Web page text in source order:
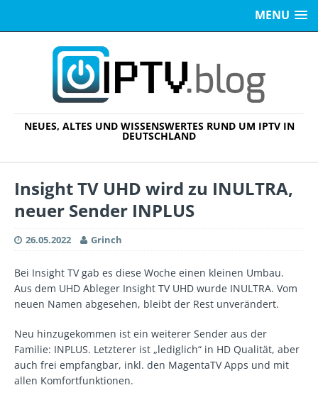
MENU
NEUES, ALTES UND WISSENSWERTES RUND UM IPTV IN
DEUTSCHLAND
Insight TV UHD wird zu INULTRA,
neuer Sender INPLUS
26.05.2022 Grinch
Bei Insight TV gab es diese Woche einen kleinen Umbau.
Aus dem UHD Ableger Insight TV UHD wurde INULTRA. Vom
neuen Namen abgesehen, bleibt der Rest unverändert.
Neu hinzugekommen ist ein weiterer Sender aus der
Familie: INPLUS. Letzterer ist „lediglich“ in HD Qualität, aber
auch frei empfangbar, inkl. den MagentaTV Apps und mit
allen Komfortfunktionen.